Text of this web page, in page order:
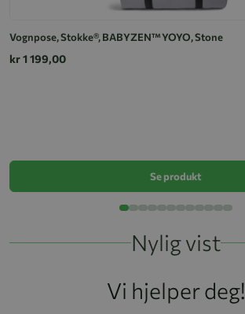
Vognpose, Stokke®, BABYZEN™ YOYO, Stone
kr 1 199,00
Se produkt
Nylig vist
Vi hjelper deg!